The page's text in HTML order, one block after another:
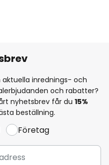
inrednings- och
och rabatter?
nyhetsbrev får du 15%
beställning.
Företag